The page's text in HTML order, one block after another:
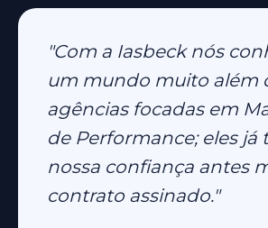
"Com a Iasbeck nós
um mundo muito além
agências focadas em
de Performance; eles já
nossa confiança antes
contrato assinado."